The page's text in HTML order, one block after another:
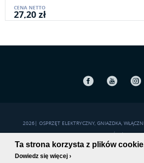
27,20 zł
Instagram
2026| OSPRZĘT ELEKTRYCZNY, GNIAZDKA,
POLITYKA PRYWATNOŚCI|MAPA
Ta strona korzysta z plików
Dowiedz się więcej ›